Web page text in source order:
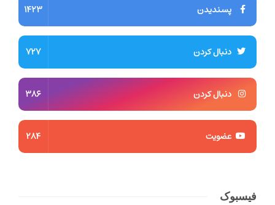
پسندیدن 1423
دنبال کردن 727
دنبال کردن 386
عضویت 284
فیسبوک